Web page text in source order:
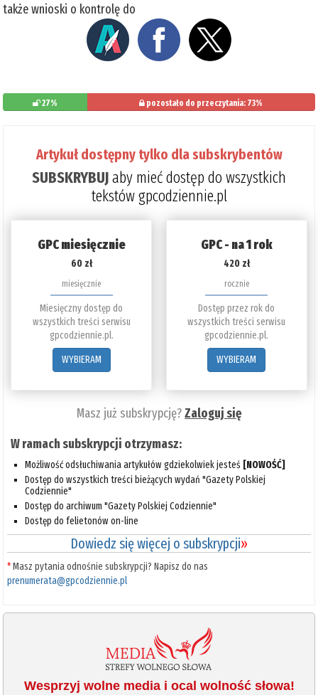
także wnioski o kontrolę do
27% pozostało do przeczytania: 73%
Artykuł dostępny tylko dla subskrybentów
SUBSKRYBUJaby mieć dostęp do wszystkich
tekstów gpcodziennie.pl
GPC miesięcznie
60 zł
miesięcznie
Miesięczny dostęp do
wszystkich treści serwisu
gpcodziennie.pl.
WYBIERAM
GPC - na 1 rok
420 zł
rocznie
Dostęp przez rok do
wszystkich treści serwisu
gpcodziennie.pl.
WYBIERAM
Masz już subskrypcję?Zaloguj się
W ramach subskrypcji otrzymasz:
Możliwość odsłuchiwania artykułów gdziekolwiek jesteś [NOWOŚĆ]
Dostęp do wszystkich treści bieżących wydań "Gazety Polskiej
Codziennie"
Dostęp do archiwum "Gazety Polskiej Codziennie"
Dostęp do felietonów on-line
Dowiedz się więcej o subskrypcji»
*Masz pytania odnośnie subskrypcji? Napisz do nas
prenumerata@gpcodziennie.pl
Wesprzyj wolne media i ocal wolność słowa!